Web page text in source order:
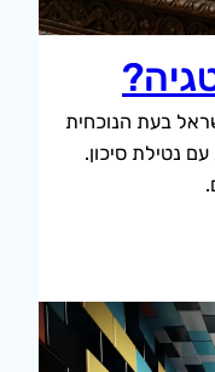
בעת הנוכחית
נטילת סיכון.